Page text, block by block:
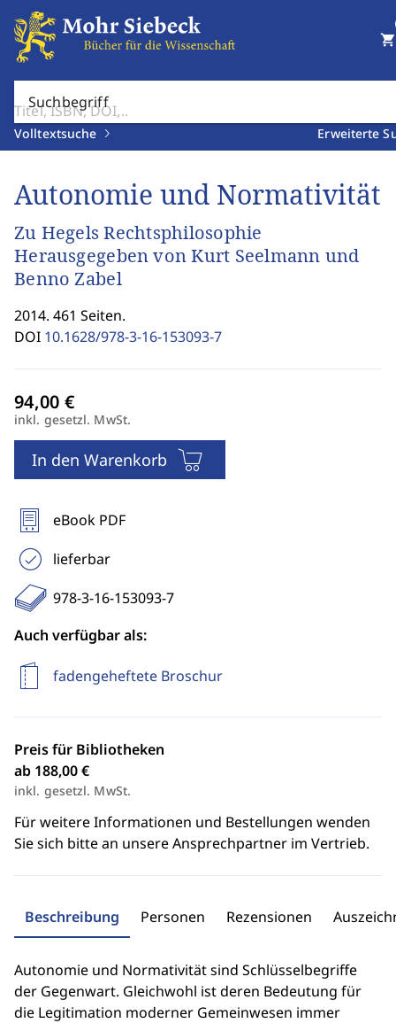
Suchbegriff
Volltextsuche Erweiterte
shopping_cart
Autonomie und Normativität
Zu Hegels Rechtsphilosophie
Herausgegeben von Kurt Seelmann und
Benno Zabel
2014. 461 Seiten.
DOI 10.1628/978-3-16-153093-7
inkl. gesetzl. MwSt.
In den Warenkorb
eBook PDF
lieferbar
978-3-16-153093-7
Auch verfügbar als:
fadengeheftete Broschur
Preis für Bibliotheken
ab 188,00 €
inkl. gesetzl. MwSt.
Für weitere Informationen und Bestellungen wenden
Sie sich bitte an unsere Ansprechpartner im Vertrieb.
Beschreibung Personen Rezensionen
Autonomie und Normativität sind Schlüsselbegriffe
der Gegenwart. Gleichwohl ist deren Bedeutung für
die Legitimation moderner Gemeinwesen immer